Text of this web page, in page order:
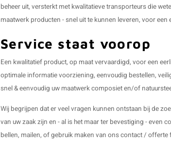
beheer uit, versterkt met kwalitatieve transporteurs die
maatwerk producten - snel uit te kunnen leveren, voor
Service staat voorop
Een kwalitatief product, op maat vervaardigd, voor een
optimale informatie voorziening, eenvoudig bestellen,
snel & eenvoudig uw maatwerk composiet en/of
Wij begrijpen dat er veel vragen kunnen ontstaan bij de
van uw zaak zijn en - al is het maar ter bevestiging - even
bellen, mailen, of gebruik maken van ons contact /